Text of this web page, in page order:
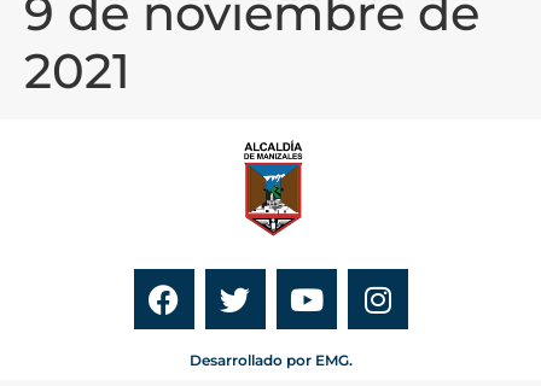
9 de noviembre de
2021
Desarrollado por EMG.